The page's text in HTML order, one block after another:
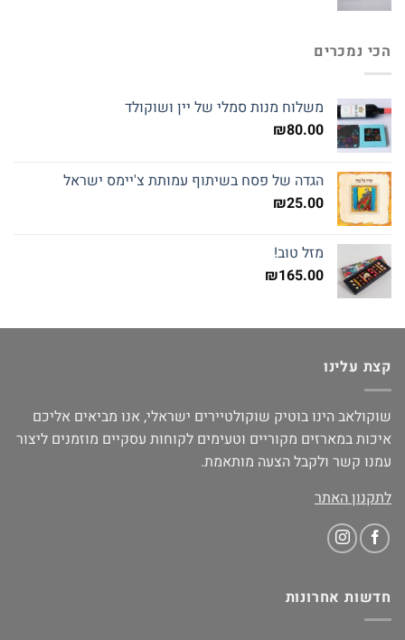
הכי נמכרים
משלוח מנות סמלי של יין ושוקולד
₪80.00
הגדה של פסח בשיתוף עמותת צ'יימס ישראל
₪25.00
מזל טוב!
₪165.00
קצת עלינו
שוקולאב הינו בוטיק שוקולטיירים ישראלי, אנו מביאים אליכם
איכות במארזים מקוריים וטעימים לקוחות עסקיים מוזמנים ליצור
עמנו קשר ולקבל הצעה מותאמת.
לתקנון האתר
חדשות אחרונות